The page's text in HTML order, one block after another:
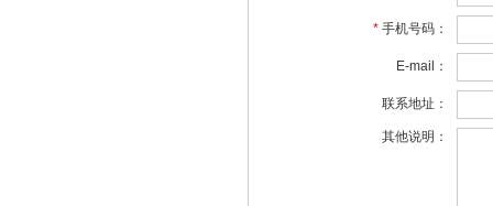
* 手机号码：
E-mail：
联系地址：
其他说明：